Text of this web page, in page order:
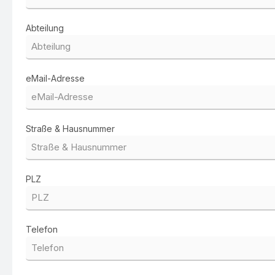
Abteilung
eMail-Adresse
Straße & Hausnummer
PLZ
Telefon